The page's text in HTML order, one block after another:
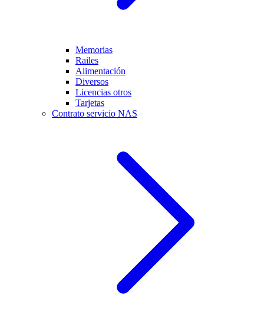
Memorias
Railes
Alimentación
Diversos
Licencias otros
Tarjetas
Contrato servicio NAS